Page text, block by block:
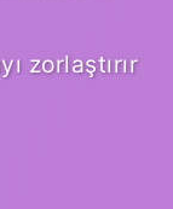
zorlaştırır